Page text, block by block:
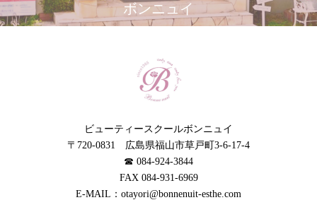
ボンニュイ
ビューティースクールボンニュイ
〒720-0831 広島県福山市草戸町3-6-17-4
☎︎ 084-924-3844
FAX 084-931-6969
E-MAIL：otayori@bonnenuit-esthe.com